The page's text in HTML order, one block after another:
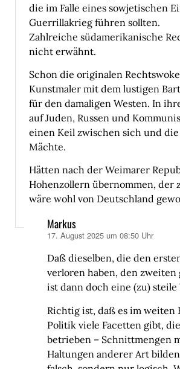
die im Falle eines sowjetischen
Guerrillakrieg führen sollten.
Zahlreiche südamerikanische
nicht erwähnt.
Schon die originalen
Kunstmaler mit dem lustigen
für den damaligen Westen. In
auf Juden, Russen und
einen Keil zwischen sich und
Mächte.
Hätten nach der Weimarer
Hohenzollern übernommen, der
wäre wohl von Deutschland
Markus
sagt:
17. August 2025 um 08:50 Uhr
Daß dieselben, die den
verloren haben, den
ist dann doch eine (zu) steile
Richtig ist, daß es im weiten
Politik viele Facetten gibt,
betrieben – Schnittmengen
Haltungen anderer Art